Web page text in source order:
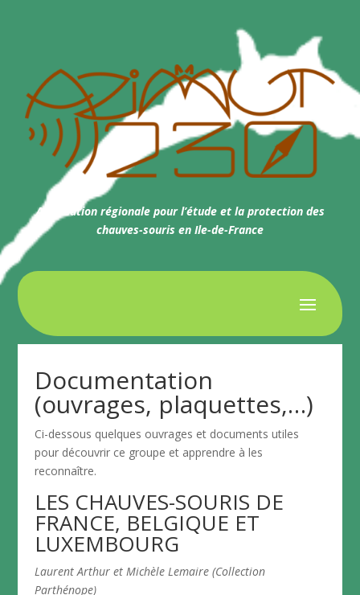
Association régionale pour l’étude et la protection des
chauves-souris en Ile-de-France
Documentation
(ouvrages, plaquettes,…)
Ci-dessous quelques ouvrages et documents utiles
pour découvrir ce groupe et apprendre à les
reconnaître.
LES CHAUVES-SOURIS DE
FRANCE, BELGIQUE ET
LUXEMBOURG
Laurent Arthur et Michèle Lemaire (Collection
Parthénope)